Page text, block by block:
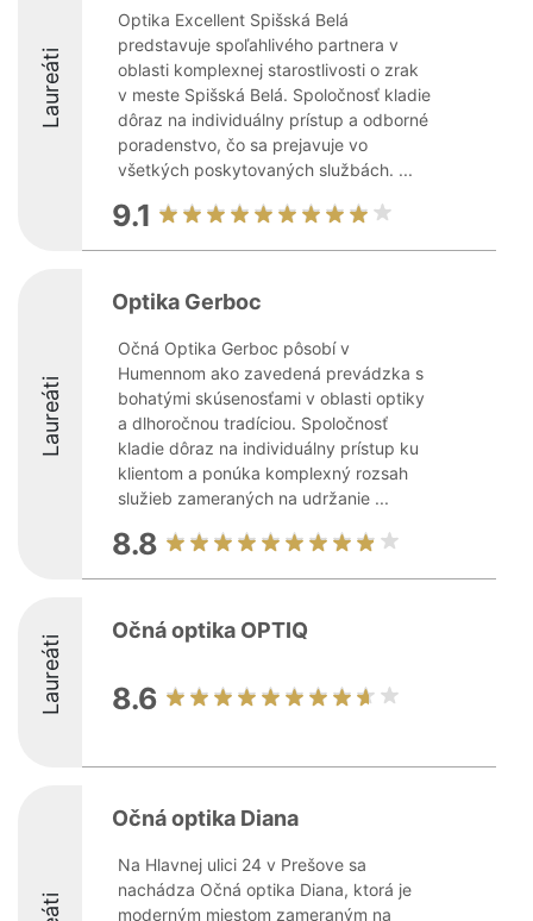
Laureáti
Optika Excellent Spišská Belá
predstavuje spoľahlivého partnera v
oblasti komplexnej starostlivosti o zrak
v meste Spišská Belá. Spoločnosť kladie
dôraz na individuálny prístup a odborné
poradenstvo, čo sa prejavuje vo
všetkých poskytovaných službách. ...
9.1
Laureáti
Optika Gerboc
Očná Optika Gerboc pôsobí v
Humennom ako zavedená prevádzka s
bohatými skúsenosťami v oblasti optiky
a dlhoročnou tradíciou. Spoločnosť
kladie dôraz na individuálny prístup ku
klientom a ponúka komplexný rozsah
služieb zameraných na udržanie ...
8.8
Laureáti
Očná optika OPTIQ
8.6
Očná optika Diana
Na Hlavnej ulici 24 v Prešove sa
nachádza Očná optika Diana, ktorá je
moderným miestom zameraným na